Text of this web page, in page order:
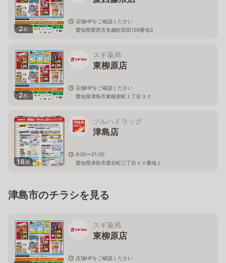
2枚
店舗HPをご確認ください
愛知県愛西市見越町前田159番地3
2枚
スギ薬局
東柳原店
店舗HPをご確認ください
愛知県津島市東柳原町１丁目３０
18枚
ツルハドラッグ
津島店
9:00〜21:00
愛知県津島市愛宕町三丁目４０番地１
津島市のチラシを見る
スギ薬局
東柳原店
店舗HPをご確認ください